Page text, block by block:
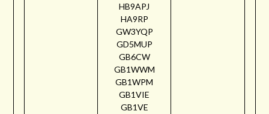
HB9APJ
HA9RP
GW3YQP
GD5MUP
GB6CW
GB1WWM
GB1WPM
GB1VIE
GB1VE